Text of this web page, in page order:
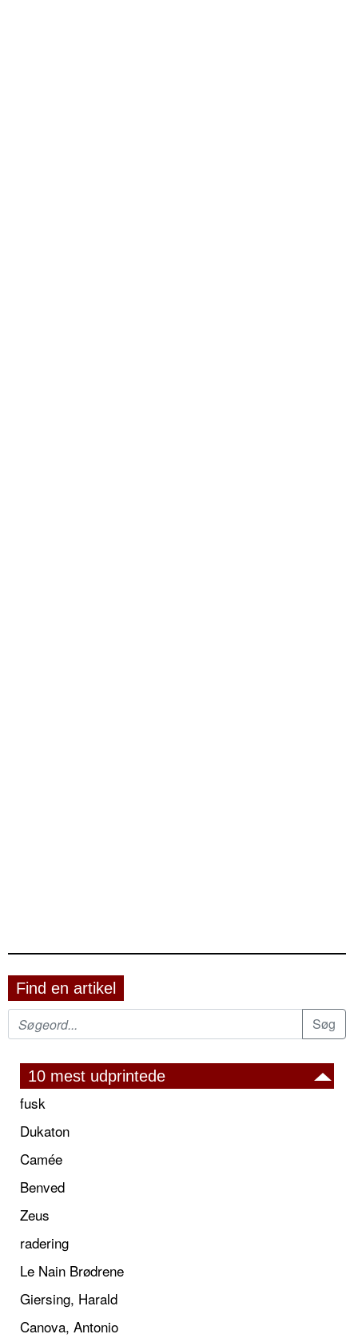
Find en artikel
10 mest udprintede
fusk
Dukaton
Camée
Benved
Zeus
radering
Le Nain Brødrene
Giersing, Harald
Canova, Antonio